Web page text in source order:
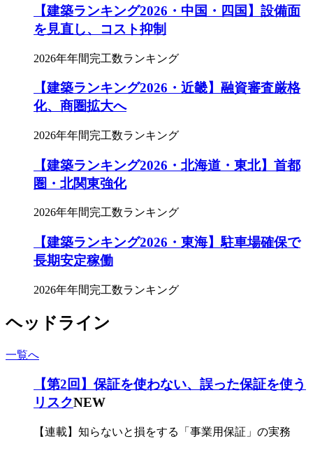
【建築ランキング2026・中国・四国】設備面
を見直し、コスト抑制
2026年年間完工数ランキング
【建築ランキング2026・近畿】融資審査厳格
化、商圏拡大へ
2026年年間完工数ランキング
【建築ランキング2026・北海道・東北】首都
圏・北関東強化
2026年年間完工数ランキング
【建築ランキング2026・東海】駐車場確保で
長期安定稼働
2026年年間完工数ランキング
ヘッドライン
一覧へ
【第2回】保証を使わない、誤った保証を使う
リスクNEW
【連載】知らないと損をする「事業用保証」の実務